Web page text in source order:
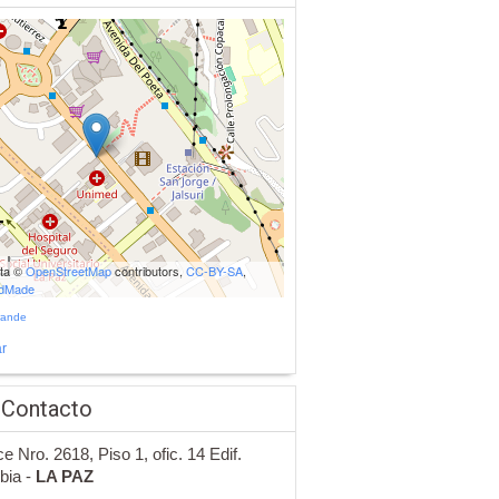
©OpenStreetMapcontributors, CC-BY-SA,
Nro. 2618, Piso 1, ofic. 14 Edif.
- LA PAZ